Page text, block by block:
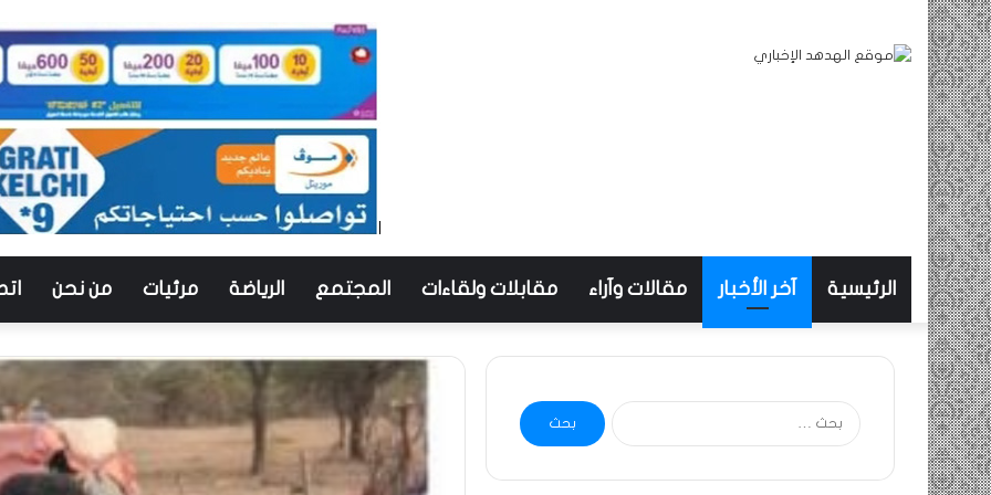
الرئيسية آخر الأخبار مقالات وآراء مقابلات ولقاءات المجتمع الرياضة مرئيات من نحن
البحث
عن: